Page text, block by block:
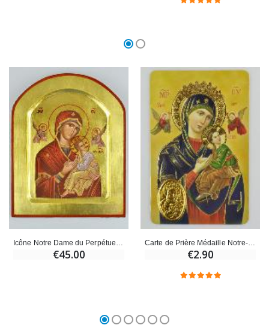
€45.00 €2.90